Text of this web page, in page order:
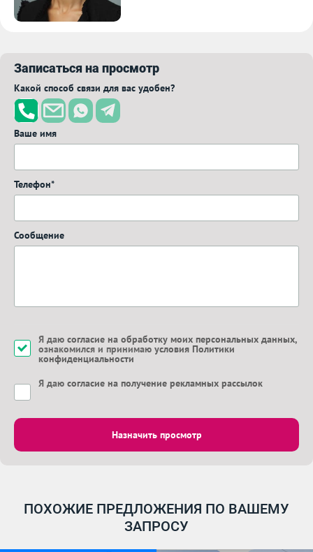
Записаться на просмотр
Какой способ связи для вас удобен?
Ваше имя
Телефон*
Сообщение
Я даю согласие на обработку моих персональных данных,
ознакомился и принимаю условия Политики
конфиденциальности
Я даю согласие на получение рекламных рассылок
Назначить просмотр
ПОХОЖИЕ ПРЕДЛОЖЕНИЯ ПО ВАШЕМУ
ЗАПРОСУ